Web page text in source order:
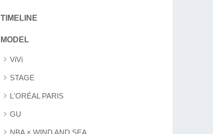
TIMELINE
MODEL
ViVi
STAGE
L'ORÉAL PARIS
GU
NBA × WIND AND SEA